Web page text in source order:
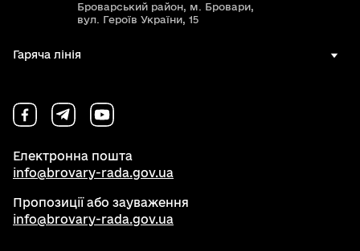
Броварський район, м. Бровари,
вул. Героїв України, 15
Гаряча лінія
Електронна пошта
info@brovary-rada.gov.ua
Пропозиції або зауваження
info@brovary-rada.gov.ua